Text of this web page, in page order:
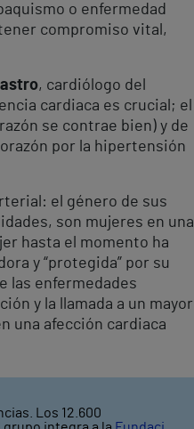
o enfermedad
compromiso vital,
, cardiólogo del
cardiaca es crucial; el
se contrae bien) y de
por la hipertensión
el género de sus
son mujeres en una
hasta el momento ha
y “protegida” por su
las enfermedades
y la llamada a un mayor
una afección cardiaca
Los 12.600